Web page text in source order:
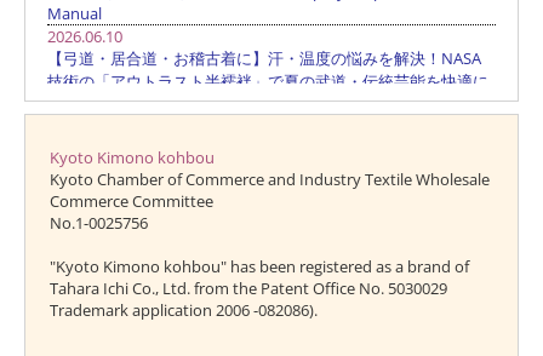
Kyoto Kimono kohbou
Kyoto Chamber of Commerce and Industry Textile Wholesale
Commerce Committee
No.1-0025756
"Kyoto Kimono kohbou" has been registered as a brand of
Tahara Ichi Co., Ltd. from the Patent Office No. 5030029
Trademark application 2006 -082086).